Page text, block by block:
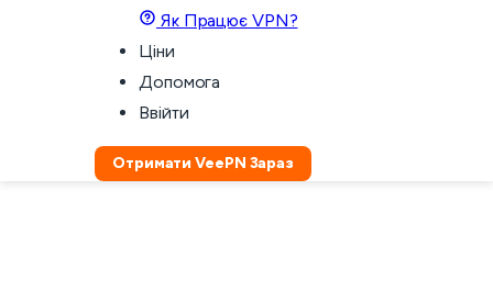
Як Працює VPN?
Ціни
Допомога
Ввійти
Отримати VeePN Зараз